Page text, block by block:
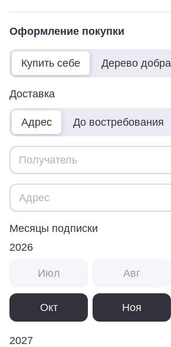
Оформление покупки
Купить себе Дерево добра
Доставка
Адрес До востребования
Месяцы подписки
2026
Июл Авг
Окт Ноя
2027